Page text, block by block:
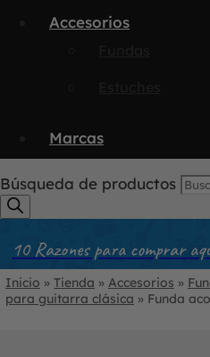
Accesorios
Marcas
Búsqueda de productos
10 Razones para comprar
Inicio » Tienda » Accesorios »
para guitarra clásica » Funda